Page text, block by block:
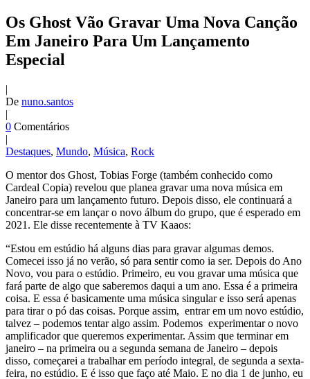
Os Ghost Vão Gravar Uma Nova Canção
Em Janeiro Para Um Lançamento
Especial
|
De nuno.santos
|
0 Comentários
|
Destaques, Mundo, Música, Rock
O mentor dos Ghost, Tobias Forge (também conhecido como
Cardeal Copia) revelou que planea gravar uma nova música em
Janeiro para um lançamento futuro. Depois disso, ele continuará a
concentrar-se em lançar o novo álbum do grupo, que é esperado em
2021. Ele disse recentemente à TV Kaaos:
“Estou em estúdio há alguns dias para gravar algumas demos.
Comecei isso já no verão, só para sentir como ia ser. Depois do Ano
Novo, vou para o estúdio. Primeiro, eu vou gravar uma música que
fará parte de algo que saberemos daqui a um ano. Essa é a primeira
coisa. E essa é basicamente uma música singular e isso será apenas
para tirar o pó das coisas. Porque assim, entrar em um novo estúdio,
talvez – podemos tentar algo assim. Podemos experimentar o novo
amplificador que queremos experimentar. Assim que terminar em
janeiro – na primeira ou a segunda semana de Janeiro – depois
disso, começarei a trabalhar em período integral, de segunda a sexta-
feira, no estúdio. E é isso que faço até Maio. E no dia 1 de junho, eu